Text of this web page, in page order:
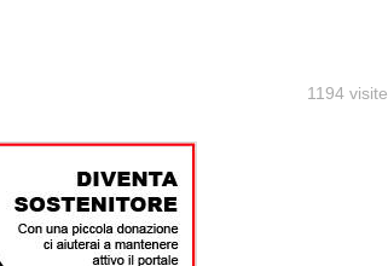
1194 visite